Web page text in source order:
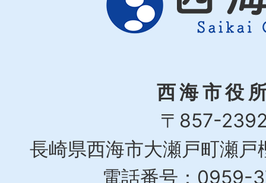
西海市役
〒857-
長崎県西海市大瀬戸町瀬
電話番号：0959-